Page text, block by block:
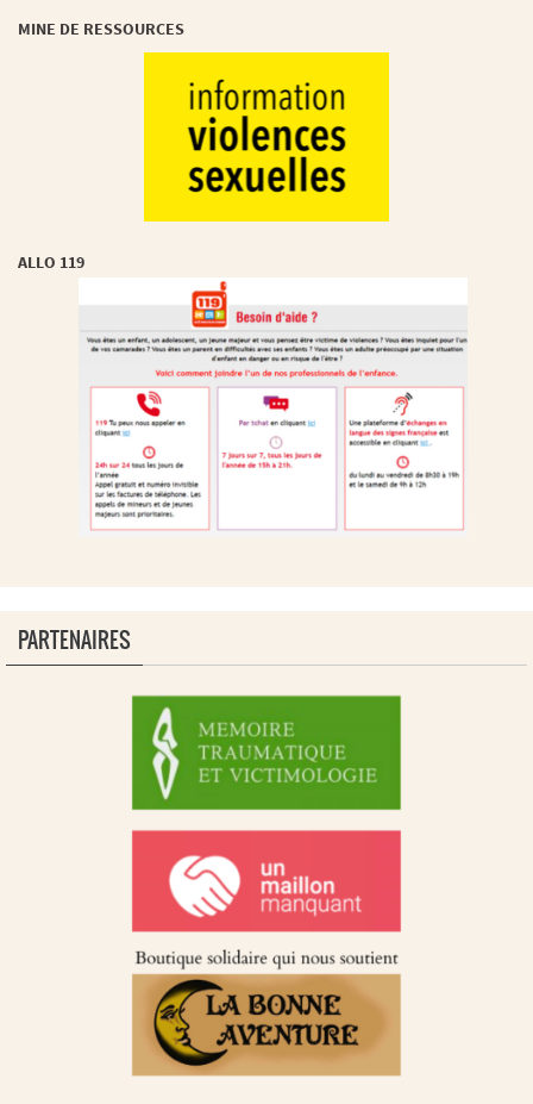
MINE DE RESSOURCES
ALLO 119
PARTENAIRES